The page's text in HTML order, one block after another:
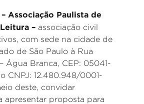
Associação Paulista de
– associação civil
com sede na cidade de
de São Paulo à Rua
Água Branca, CEP: 05041-
CNPJ: 12.480.948/0001-
deste, convidar
apresentar proposta para